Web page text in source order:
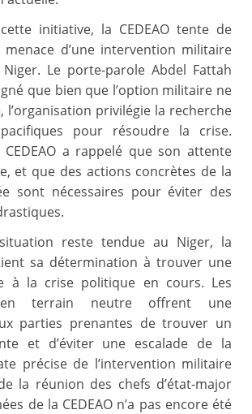
initiative, la CEDEAO tente de
d’une intervention militaire
Le porte-parole Abdel Fattah
que bien que l’option militaire ne
l’organisation privilégie la recherche
pour résoudre la crise.
CEDEAO a rappelé que son attente
et que des actions concrètes de la
sont nécessaires pour éviter des
reste tendue au Niger, la
sa détermination à trouver une
à la crise politique en cours. Les
en terrain neutre offrent une
parties prenantes de trouver un
et d’éviter une escalade de la
précise de l’intervention militaire
la réunion des chefs d’état-major
de la CEDEAO n’a pas encore été